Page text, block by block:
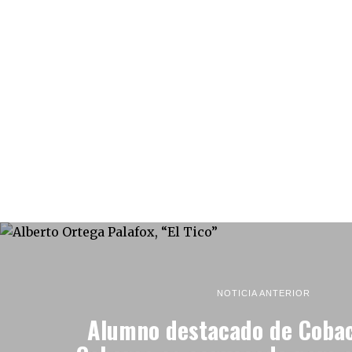
NOTICIA ANTERIOR
Alumno destacado de